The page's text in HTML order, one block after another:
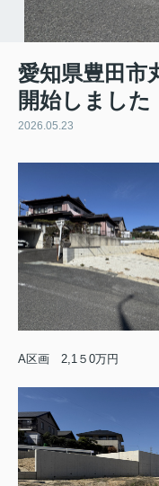
愛知県豊田
開始しました
2026.05.23
A区画 2,1５0万円